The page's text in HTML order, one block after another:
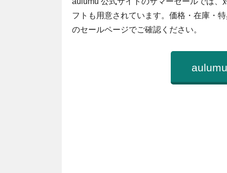
フトも用意されています。価格・在庫・
のセールページでご確認ください。